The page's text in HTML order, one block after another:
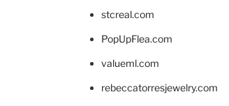
stcreal.com
PopUpFlea.com
valueml.com
rebeccatorresjewelry.com